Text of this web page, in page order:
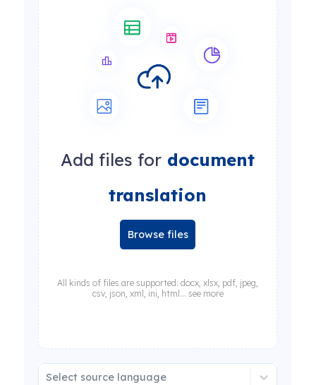
Add files for document
translation
Browse files
All kinds of files are supported: docx, xlsx, pdf, jpeg,
csv, json, xml, ini, html... see more
Select source language